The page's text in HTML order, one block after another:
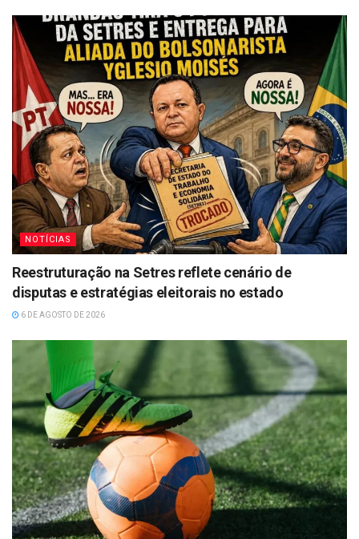
NOTÍCIAS
Reestruturação na Setres reflete cenário de
disputas e estratégias eleitorais no estado
6 DE AGOSTO DE 2026